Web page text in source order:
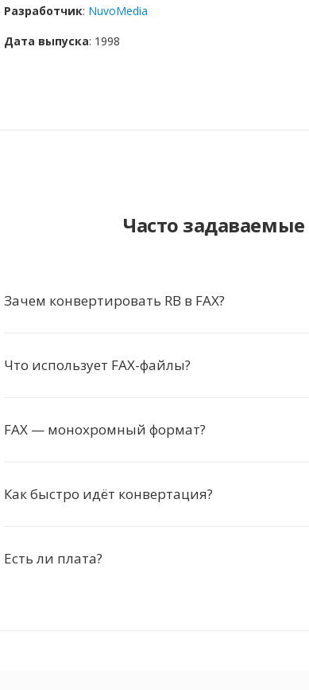
Разработчик: NuvoMedia
Дата выпуска: 1998
Часто
Зачем конвертировать RB в FAX?
Что использует FAX-файлы?
FAX — монохромный формат?
Как быстро идёт конвертация?
Есть ли плата?